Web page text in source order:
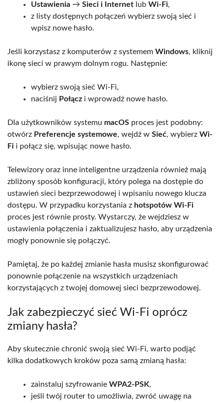
Ustawienia → Sieci i Internet lub Wi-Fi,
z listy dostępnych połączeń wybierz swoją sieć i
wpisz nowe hasło.
Jeśli korzystasz z komputerów z systemem Windows, kliknij
ikonę sieci w prawym dolnym rogu. Następnie:
wybierz swoją sieć Wi-Fi,
naciśnij Połącz i wprowadź nowe hasło.
Dla użytkowników systemu macOS proces jest podobny:
otwórz Preferencje systemowe, wejdź w Sieć, wybierz Wi-
Fi i połącz się, wpisując nowe hasło.
Telewizory oraz inne inteligentne urządzenia również mają
zbliżony sposób konfiguracji, który polega na dostępie do
ustawień sieci bezprzewodowej i wpisaniu nowego klucza
dostępu. W przypadku korzystania z hotspotów Wi-Fi
proces jest równie prosty. Wystarczy, że wejdziesz w
ustawienia połączenia i zaktualizujesz hasło, aby urządzenia
mogły ponownie się połączyć.
Pamiętaj, że po każdej zmianie hasła musisz skonfigurować
ponownie połączenie na wszystkich urządzeniach
korzystających z twojej domowej sieci bezprzewodowej.
Jak zabezpieczyć sieć Wi-Fi oprócz
zmiany hasła?
Aby skutecznie chronić swoją sieć Wi-Fi, warto podjąć
kilka dodatkowych kroków poza samą zmianą hasła:
zainstaluj szyfrowanie WPA2-PSK,
jeśli twój router to umożliwia, zwróć uwagę na